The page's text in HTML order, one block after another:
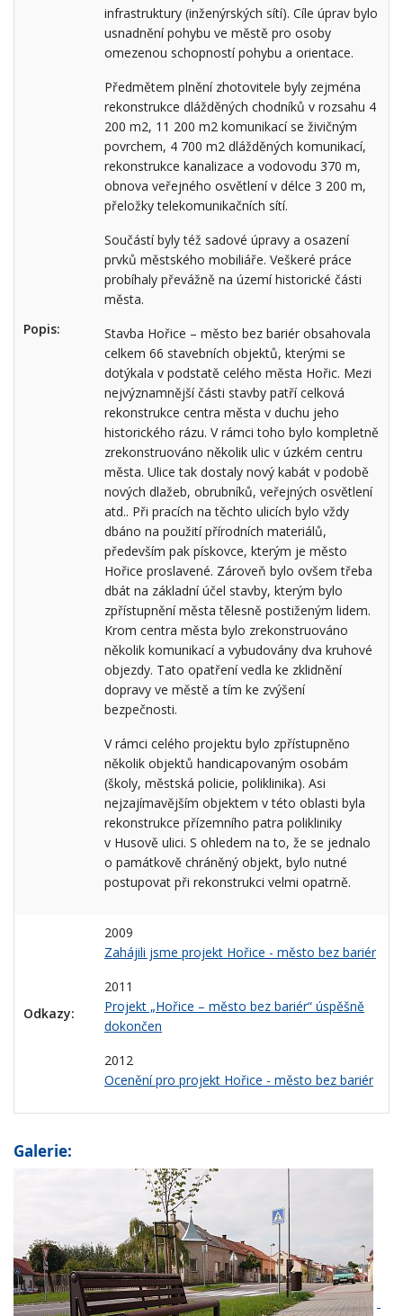
Popis:
infrastruktury (inženýrských sítí). Cíle úprav bylo
usnadnění pohybu ve městě pro osoby
omezenou schopností pohybu a orientace.
Předmětem plnění zhotovitele byly zejména
rekonstrukce dlážděných chodníků v rozsahu 4
200 m2, 11 200 m2 komunikací se živičným
povrchem, 4 700 m2 dlážděných komunikací,
rekonstrukce kanalizace a vodovodu 370 m,
obnova veřejného osvětlení v délce 3 200 m,
přeložky telekomunikačních sítí.
Součástí byly též sadové úpravy a osazení
prvků městského mobiliáře. Veškeré práce
probíhaly převážně na území historické části
města.
Stavba Hořice – město bez bariér obsahovala
celkem 66 stavebních objektů, kterými se
dotýkala v podstatě celého města Hořic. Mezi
nejvýznamnější části stavby patří celková
rekonstrukce centra města v duchu jeho
historického rázu. V rámci toho bylo kompletně
zrekonstruováno několik ulic v úzkém centru
města. Ulice tak dostaly nový kabát v podobě
nových dlažeb, obrubníků, veřejných osvětlení
atd.. Při pracích na těchto ulicích bylo vždy
dbáno na použití přírodních materiálů,
především pak pískovce, kterým je město
Hořice proslavené. Zároveň bylo ovšem třeba
dbát na základní účel stavby, kterým bylo
zpřístupnění města tělesně postiženým lidem.
Krom centra města bylo zrekonstruováno
několik komunikací a vybudovány dva kruhové
objezdy. Tato opatření vedla ke zklidnění
dopravy ve městě a tím ke zvýšení
bezpečnosti.
V rámci celého projektu bylo zpřístupněno
několik objektů handicapovaným osobám
(školy, městská policie, poliklinika). Asi
nejzajímavějším objektem v této oblasti byla
rekonstrukce přízemního patra polikliniky
v Husově ulici. S ohledem na to, že se jednalo
o památkově chráněný objekt, bylo nutné
postupovat při rekonstrukci velmi opatrně.
Odkazy:
2009
Zahájili jsme projekt Hořice - město bez bariér
2011
Projekt „Hořice – město bez bariér“ úspěšně
dokončen
2012
Ocenění pro projekt Hořice - město bez bariér
Galerie: